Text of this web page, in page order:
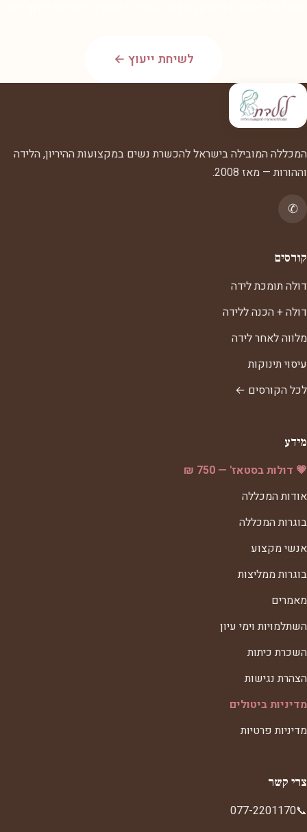
לשיחת ייעוץ ←
המכללה המובילה בישראל להכשרת נשים במקצועות ההיריון, הלידה
וההורות — מאז 2008.
✆
קורסים
דולה תומכת לידה
דולה + הכנה ללידה
מלווה לאחר לידה
עיסוי תינוקות
לכל הקורסים ←
מידע
💗 דולות בסטאז' — 750 ₪
אודות המכללה
בוגרות המכללה
אנשי מקצוע
בוגרות ממליצות
מאמרים
השתלמויות וימי עיון
השכרת כיתות
הצהרת נגישות
מדיניות ביטולים
מדיניות פרטיות
צרי קשר
📞
077-2201170